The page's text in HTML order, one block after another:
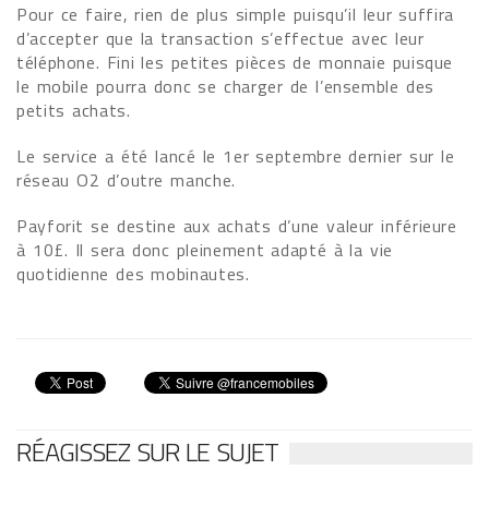
Pour ce faire, rien de plus simple puisqu’il leur suffira
d’accepter que la transaction s’effectue avec leur
téléphone. Fini les petites pièces de monnaie puisque
le mobile pourra donc se charger de l’ensemble des
petits achats.
Le service a été lancé le 1er septembre dernier sur le
réseau O2 d’outre manche.
Payforit se destine aux achats d’une valeur inférieure
à 10£. Il sera donc pleinement adapté à la vie
quotidienne des mobinautes.
RÉAGISSEZ SUR LE SUJET